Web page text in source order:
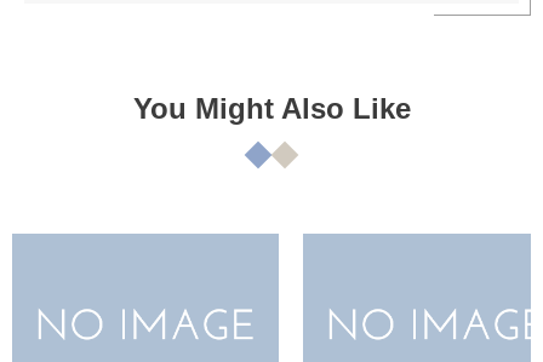
You Might Also Like